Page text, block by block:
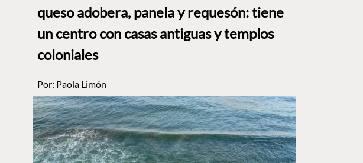
queso adobera, panela y requesón: tiene
un centro con casas antiguas y templos
coloniales
Por: Paola Limón